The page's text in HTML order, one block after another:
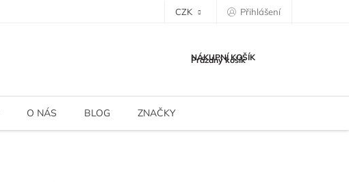
CZK Přihlášení
NÁKUPNÍ KOŠÍK
Prázdný košík
O NÁS BLOG ZNAČKY